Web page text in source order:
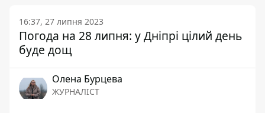
16:37, 27 липня 2023
Погода на 28 липня: у Дніпрі цілий день
буде дощ
Олена Бурцева
ЖУРНАЛІСТ